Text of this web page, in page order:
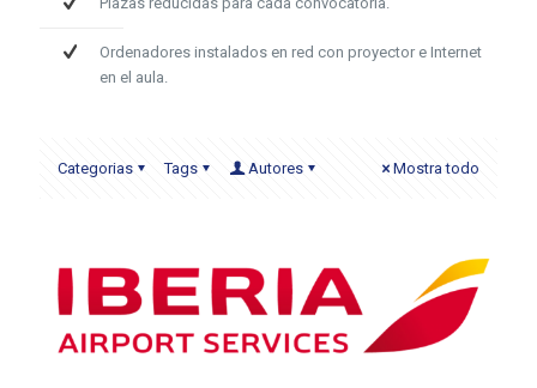
Ordenadores instalados en red con proyector e Internet
en el aula.
Categorias Tags Autores Mostra todo